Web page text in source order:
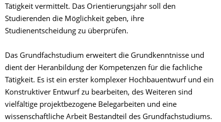
Tätigkeit vermittelt. Das Orientierungsjahr soll den
Studierenden die Möglichkeit geben, ihre
Studienentscheidung zu überprüfen.
Das Grundfachstudium erweitert die Grundkenntnisse und
dient der Heranbildung der Kompetenzen für die fachliche
Tätigkeit. Es ist ein erster komplexer Hochbauentwurf und ein
Konstruktiver Entwurf zu bearbeiten, des Weiteren sind
vielfältige projektbezogene Belegarbeiten und eine
wissenschaftliche Arbeit Bestandteil des Grundfachstudiums.